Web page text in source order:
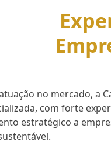
no mercado, a
com forte
estratégico a